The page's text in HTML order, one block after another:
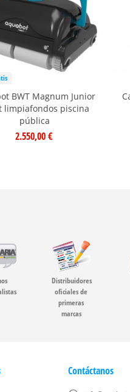
BWT Magnum Junior
limpiafondos piscina
pública
2.550,00 €
Distribuidores
oficiales de
primeras
marcas
Contáctanos